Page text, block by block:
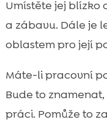
Umístěte jej
a zábavu. Dále je
oblastem pro její
Máte-li pracovní
Bude to
práci. Pomůže to